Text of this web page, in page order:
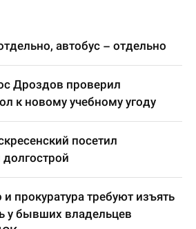
автобус – отдельно
Дроздов проверил
к новому учебному угоду
посетил
прокуратура требуют изъять
у бывших владельцев